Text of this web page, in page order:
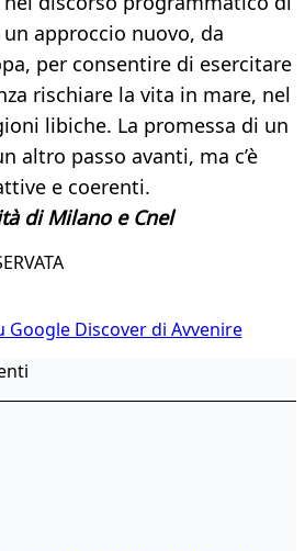
approccio nuovo, da
per consentire di esercitare
rischiare la vita in mare, nel
libiche. La promessa di un
altro passo avanti, ma c’è
e coerenti.
di Milano e Cnel
Google Discover di Avvenire